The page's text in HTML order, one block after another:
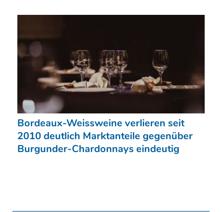
Bordeaux-Weissweine verlieren seit
2010 deutlich Marktanteile gegenüber
Burgunder-Chardonnays eindeutig